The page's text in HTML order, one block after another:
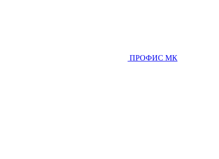
ПРОФИС МК